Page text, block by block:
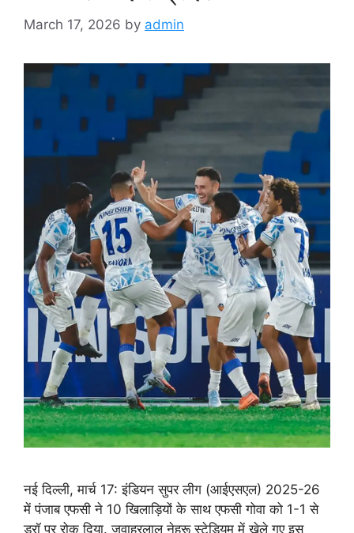
March 17, 2026 by admin
नई दिल्ली, मार्च 17: इंडियन सुपर लीग (आईएसएल) 2025-26
में पंजाब एफसी ने 10 खिलाड़ियों के साथ एफसी गोवा को 1-1 से
ड्रॉ पर रोक दिया. जवाहरलाल नेहरू स्टेडियम में खेले गए इस